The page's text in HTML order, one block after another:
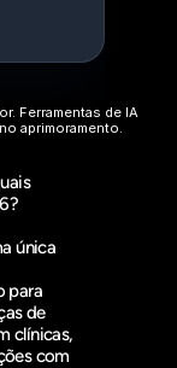
Ferramentas de IA
aprimoramento.
única
para
de
clínicas,
com